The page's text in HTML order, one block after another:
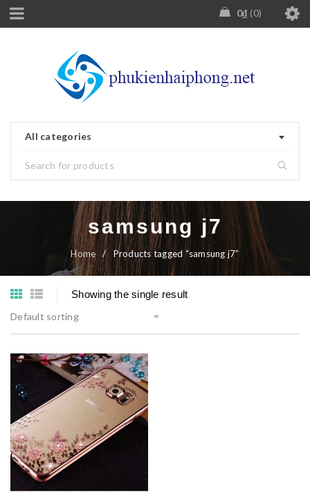
0₫ 0
All categories
samsung j7
Home / Products tagged “samsung j7”
Showing the single result
Default sorting